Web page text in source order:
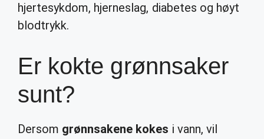
hjertesykdom, hjerneslag, diabetes og høyt
blodtrykk.
Er kokte grønnsaker
sunt?
Dersom grønnsakene kokes i vann, vil